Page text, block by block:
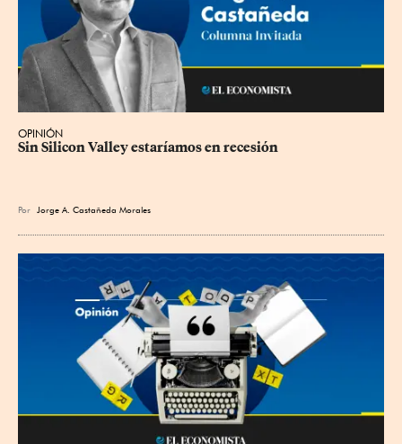
OPINIÓN
Sin Silicon Valley estaríamos en recesión
Por Jorge A. Castañeda Morales